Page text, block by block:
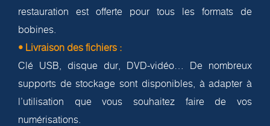
restauration est offerte pour tous les formats de
bobines.
• Livraison des fichiers :
Clé USB, disque dur, DVD-vidéo… De nombreux
supports de stockage sont disponibles, à adapter à
l’utilisation que vous souhaitez faire de vos
numérisations.